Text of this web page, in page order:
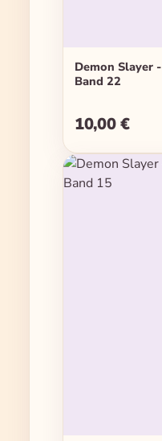
Demon Slayer
Band 22
Regulärer
10,00 €